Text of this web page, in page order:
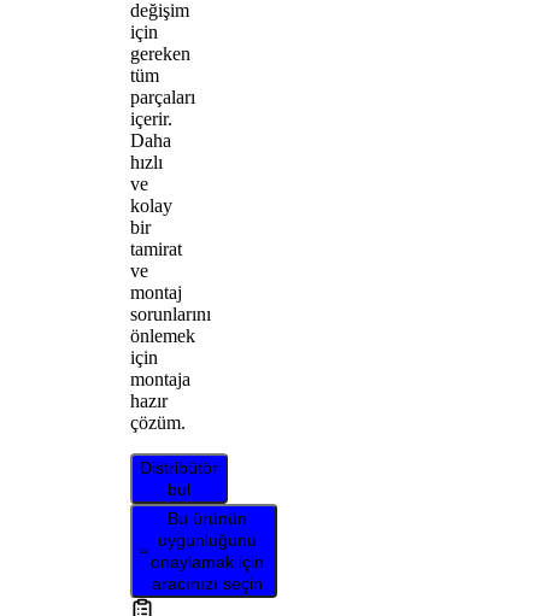
değişim
için
gereken
tüm
parçaları
içerir.
Daha
hızlı
ve
kolay
bir
tamirat
ve
montaj
sorunlarını
önlemek
için
montaja
hazır
çözüm.
Distribütör
bul
Bu ürünün
uygunluğunu
onaylamak için
aracınızı seçin